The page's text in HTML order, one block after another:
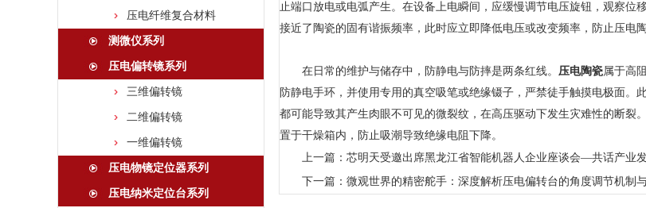
压电纤维复合材料
测微仪系列
压电偏转镜系列
三维偏转镜
二维偏转镜
一维偏转镜
压电物镜定位器系列
压电纳米定位台系列
止端口放电或电弧产生。在设备上电瞬间，应缓慢调节电压旋钮，观察
接近了陶瓷的固有谐振频率，此时应立即降低电压或改变频率，防止压电
在日常的维护与储存中，防静电与防摔是两条红线。 压电陶瓷属于高
防静电手环，并使用专用的真空吸笔或绝缘镊子，严禁徒手触摸电极面。
都可能导致其产生肉眼不可见的微裂纹，在高压驱动下发生灾难性的断
置于干燥箱内，防止吸潮导致绝缘电阻下降。
上一篇： 芯明天受邀出席黑龙江省智能机器人企业座谈会—共话产业
下一篇： 微观世界的精密舵手：深度解析压电偏转台的角度调节机制